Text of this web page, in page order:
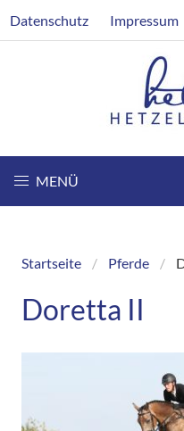
zum
Datenschutz Impressum
MENÜ
Breadcrumb
Startseite Pferde
Doretta II